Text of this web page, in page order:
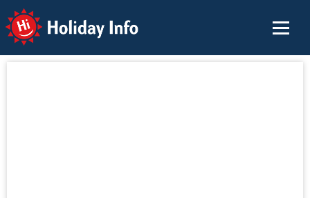
Holiday Info